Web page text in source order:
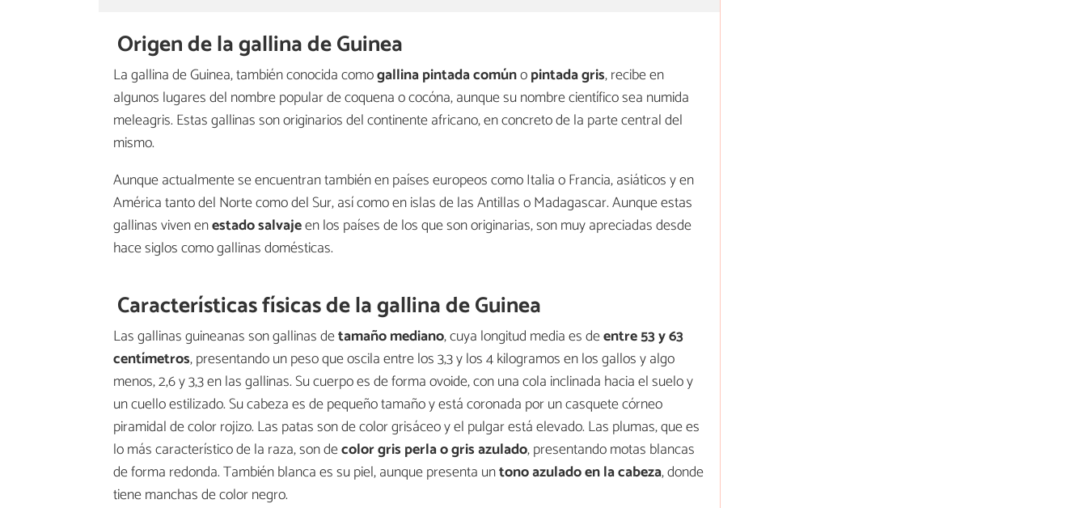
Origen de la gallina de Guinea
La gallina de Guinea, también conocida comogallina pintada comúnopintada gris, recibe en
algunos lugares del nombre popular de coquena o cocóna, aunque su nombre científico sea numida
meleagris. Estas gallinas son originarios del continente africano, en concreto de la parte central del
mismo.
Aunque actualmente se encuentran también en países europeos como Italia o Francia, asiáticos y en
América tanto del Norte como del Sur, así como en islas de las Antillas o Madagascar. Aunque estas
gallinas viven enestado salvajeen los países de los que son originarias, son muy apreciadas desde
hace siglos como gallinas domésticas.
Características físicas de la gallina de Guinea
Las gallinas guineanas son gallinas detamaño mediano, cuya longitud media es deentre 53 y 63
centímetros, presentando un peso que oscila entre los 3,3 y los 4 kilogramos en los gallos y algo
menos, 2,6 y 3,3 en las gallinas. Su cuerpo es de forma ovoide, con una cola inclinada hacia el suelo y
un cuello estilizado. Su cabeza es de pequeño tamaño y está coronada por un casquete córneo
piramidal de color rojizo. Las patas son de color grisáceo y el pulgar está elevado. Las plumas, que es
lo más característico de la raza, son decolor gris perla o gris azulado, presentando motas blancas
de forma redonda. También blanca es su piel, aunque presenta untono azulado en la cabeza, donde
tiene manchas de color negro.